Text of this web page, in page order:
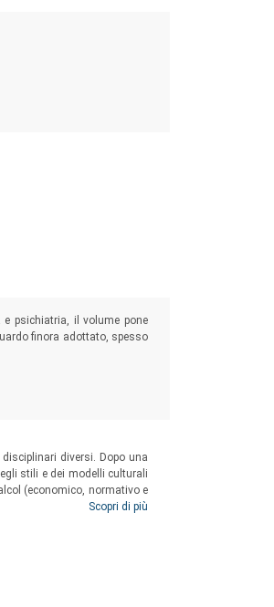
psichiatria, il volume pone
finora adottato, spesso
diversi. Dopo una
stili e dei modelli culturali
(economico, normativo e
di prevenzione e
Scopri di più